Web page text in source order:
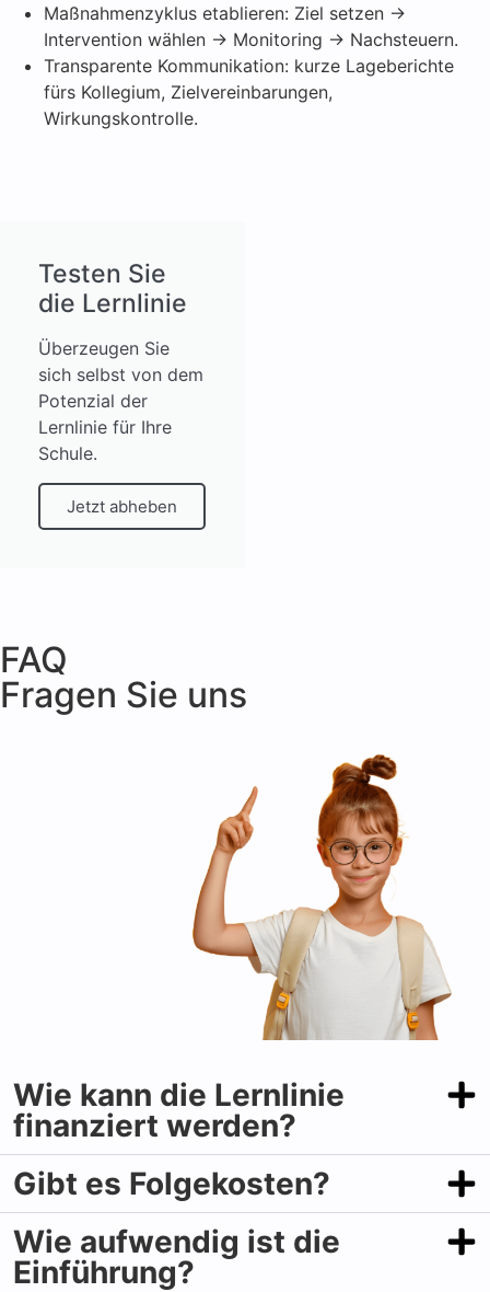
Maßnahmenzyklus etablieren: Ziel setzen →
Intervention wählen → Monitoring → Nachsteuern.
Transparente Kommunikation: kurze Lageberichte
fürs Kollegium, Zielvereinbarungen,
Wirkungskontrolle.
Testen Sie
die Lernlinie
Überzeugen Sie
sich selbst von dem
Potenzial der
Lernlinie für Ihre
Schule.
Jetzt abheben
FAQ
Fragen Sie uns
Wie kann die Lernlinie
finanziert werden?
Gibt es Folgekosten?
Wie aufwendig ist die
Einführung?